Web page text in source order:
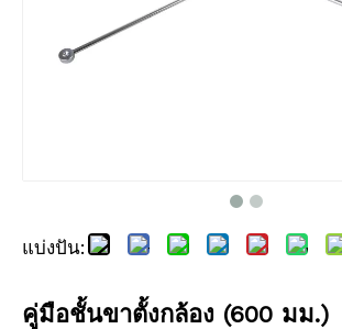
แบ่งปัน:
คู่มือชั้นขาตั้งกล้อง (600 มม.)